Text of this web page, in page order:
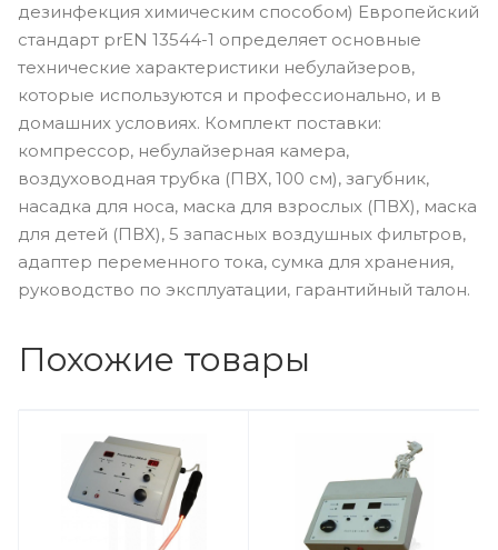
дезинфекция химическим способом) Европейский
стандарт prEN 13544-1 определяет основные
технические характеристики небулайзеров,
которые используются и профессионально, и в
домашних условиях. Комплект поставки:
компрессор, небулайзерная камера,
воздуховодная трубка (ПВХ, 100 см), загубник,
насадка для носа, маска для взрослых (ПВХ), маска
для детей (ПВХ), 5 запасных воздушных фильтров,
адаптер переменного тока, сумка для хранения,
руководство по эксплуатации, гарантийный талон.
Похожие товары